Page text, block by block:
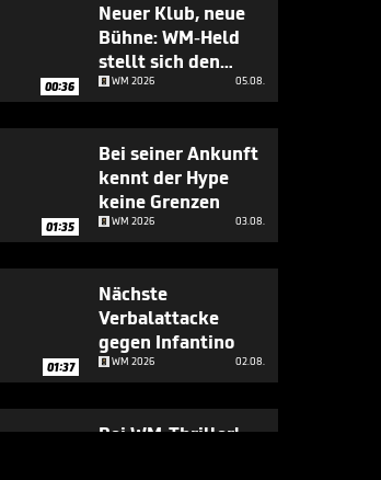
00:36
Neuer Klub, neue
Bühne: WM-Held
stellt sich den
Fragen
WM 2026 05.08.
01:35
Bei seiner Ankunft
kennt der Hype
keine Grenzen
WM 2026 03.08.
01:37
Nächste
Verbalattacke
gegen Infantino
WM 2026 02.08.
Bei WM-Thriller!